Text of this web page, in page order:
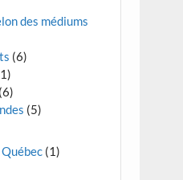
des médiums
(6)
(6)
(5)
(1)